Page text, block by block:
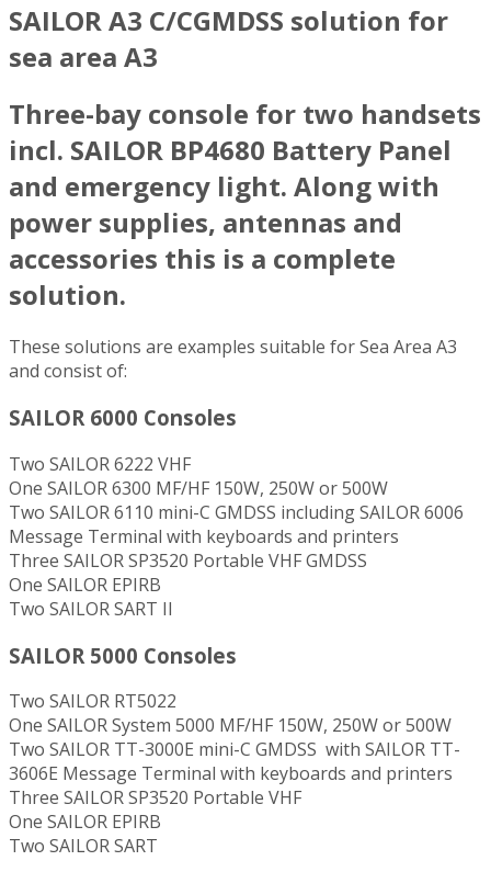
SAILOR A3 C/CGMDSS solution for
sea area A3
Three-bay console for two handsets
incl. SAILOR BP4680 Battery Panel
and emergency light. Along with
power supplies, antennas and
accessories this is a complete
solution.
These solutions are examples suitable for Sea Area A3
and consist of:
SAILOR 6000 Consoles
Two SAILOR 6222 VHF
One SAILOR 6300 MF/HF 150W, 250W or 500W
Two SAILOR 6110 mini-C GMDSS including SAILOR 6006
Message Terminal with keyboards and printers
Three SAILOR SP3520 Portable VHF GMDSS
One SAILOR EPIRB
Two SAILOR SART II
SAILOR 5000 Consoles
Two SAILOR RT5022
One SAILOR System 5000 MF/HF 150W, 250W or 500W
Two SAILOR TT-3000E mini-C GMDSS with SAILOR TT-
3606E Message Terminal with keyboards and printers
Three SAILOR SP3520 Portable VHF
One SAILOR EPIRB
Two SAILOR SART